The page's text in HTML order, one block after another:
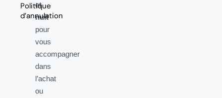
Politique
d’annulation
et
nuit
pour
vous
accompagner
dans
l’achat
ou